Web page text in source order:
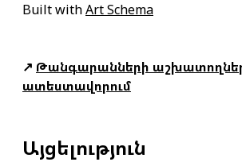
Built withArt Schema
↗ Թանգարանների
ատեստավորում
Այցելություն